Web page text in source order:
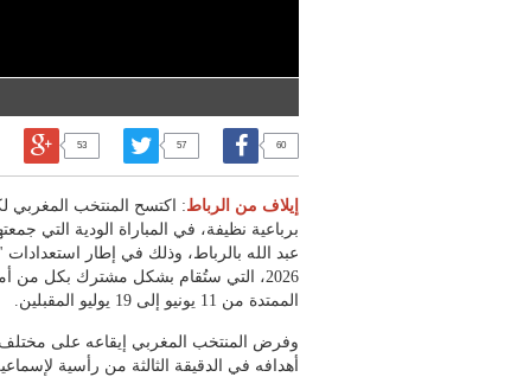
60
57
53
إيلاف من الرباط: اكتسح المنتخب المغربي
برباعية نظيفة، في المباراة الودية التي
عبد الله بالرباط، وذلك في إطار
2026، التي ستُقام بشكل مشترك بكل من
الممتدة من 11 يونيو إلى 19 يوليو المقبلين.
وفرض المنتخب المغربي إيقاعه على مختلف
أهدافه في الدقيقة الثالثة من رأسية